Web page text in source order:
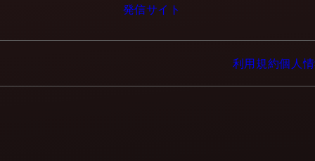
発信サイト
利用規約個人